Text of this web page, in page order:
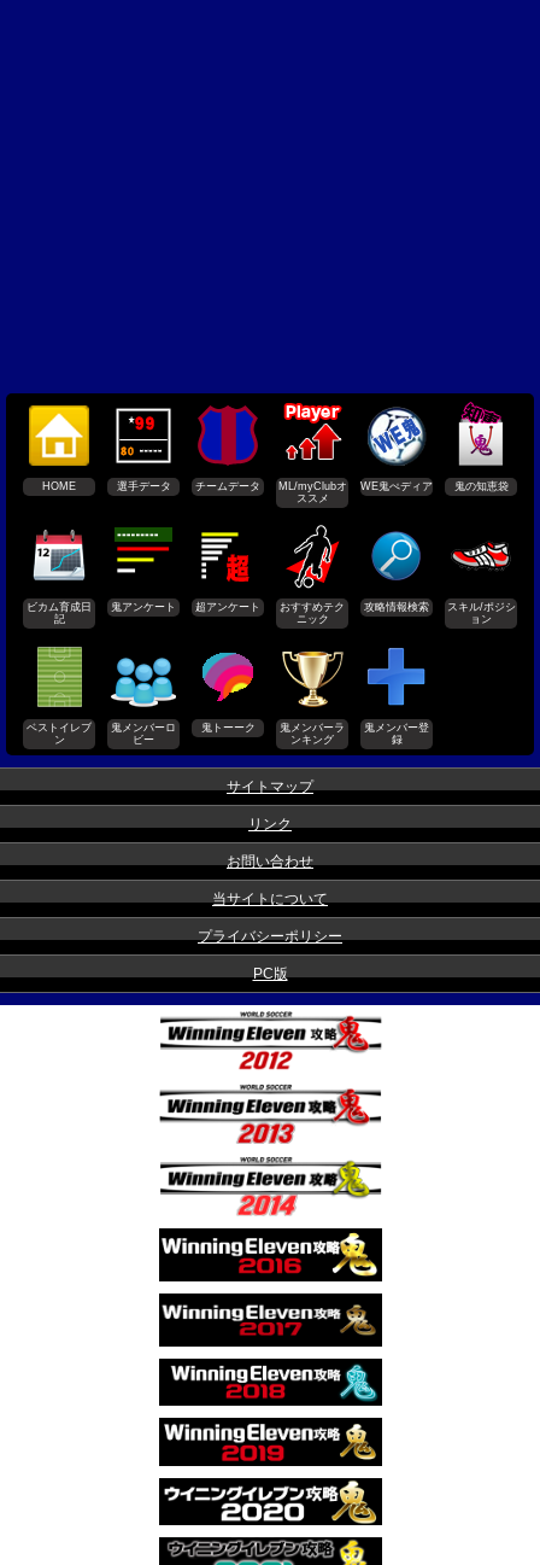
HOME 選手データ チームデータ
ML/myClubオ
ススメ
WE鬼ぺディア 鬼の知恵袋
ビカム育成日
記
鬼アンケート 超アンケート
おすすめテク
ニック
攻略情報検索
スキル/ポジシ
ョン
ベストイレブ
ン
鬼メンバーロ
ビー
鬼トーーク
鬼メンバーラ
ンキング
鬼メンバー登
録
サイトマップ
リンク
お問い合わせ
当サイトについて
プライバシーポリシー
PC版